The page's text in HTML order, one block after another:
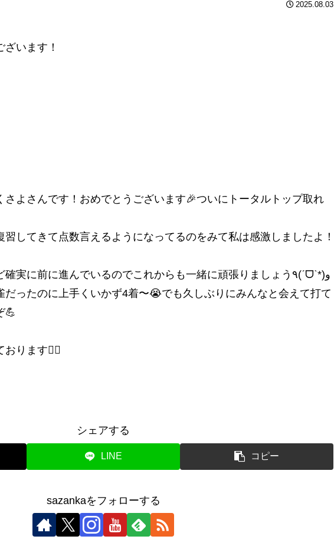
2025.08.03
います！
さよさんです！おめでとうございます🎉ついにトータルトップ取れ
してきて点数言えるようになってるのをみて私は感激しましたよ！
いい時も悪い時もあるけれど確実に前に進んでいるのでこれからも一緒に頑張りましょう٩(ˊᗜˋ*)و
だったのに上手くいかず4着〜😭でも久しぶりにみんなと会えて打て
💪
ります🙇‍♀️
シェアする
LINE コピー
sazankaをフォローする